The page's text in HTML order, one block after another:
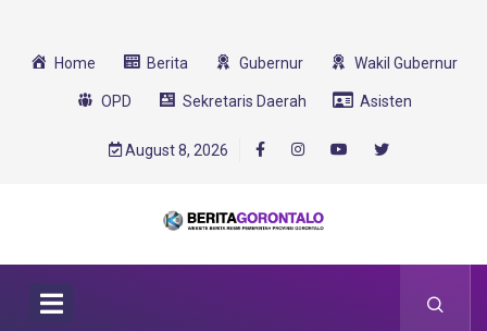
Home Berita Gubernur Wakil Gubernur
OPD Sekretaris Daerah Asisten
August 8, 2026